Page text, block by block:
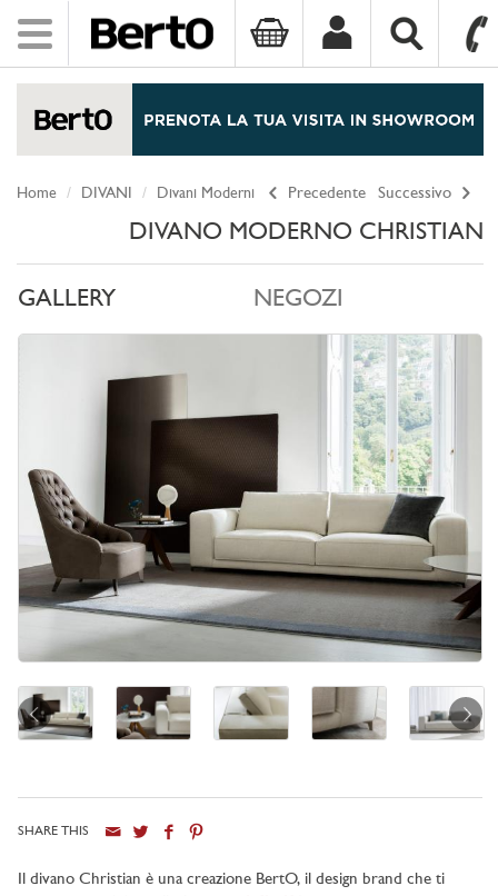
Toggle
navigation
Precedente Successivo
Home DIVANI Divani Moderni
DIVANO MODERNO CHRISTIAN
GALLERY NEGOZI
SHARE THIS
Il divano Christian è una creazione BertO, il design brand che ti